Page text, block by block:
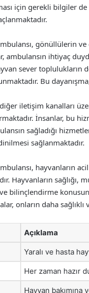
için gerekli bilgiler
gönüllülerin
ambulansın ihtiyaç
sever toplulukların
Bu
iletişim kanalları
İnsanlar, bu
sağladığı
sağlanmaktadır.
hayvanların
Hayvanların
bilinçlendirme
onların daha
Açıklama
Yaralı ve hasta
Her zaman hazır
Hayvan